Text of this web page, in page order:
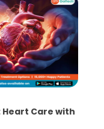
Care with